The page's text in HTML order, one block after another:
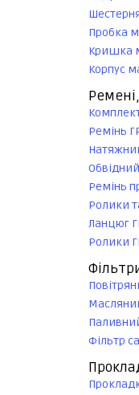
Пробка
Кришка
Корпус
Ремінь
Ремінь
Ролики
Ланцюг
Ролики
Фільтр